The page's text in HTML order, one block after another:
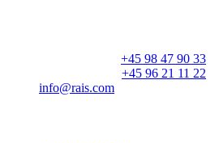
+45 98 47 90 33
+45 96 21 11 22
info@rais.com